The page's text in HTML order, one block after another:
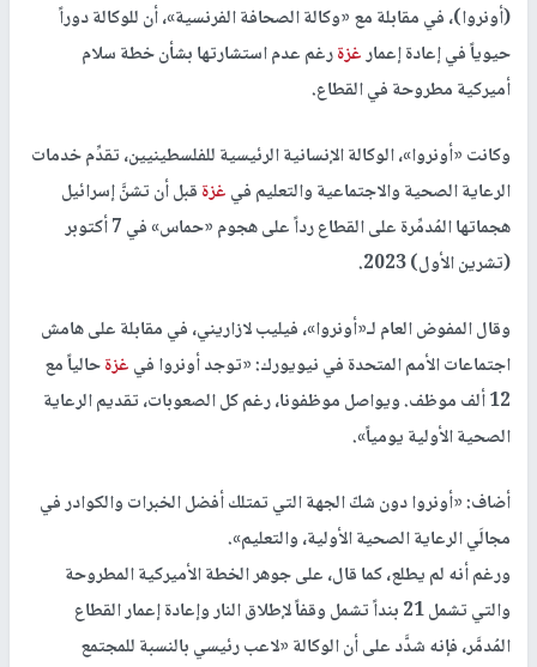
(أونروا)، في مقابلة مع «وكالة الصحافة الفرنسية»، أن للوكالة دوراً
حيوياً في إعادة إعمارغزةرغم عدم استشارتها بشأن خطة سلام
أميركية مطروحة في القطاع.
وكانت «أونروا»، الوكالة الإنسانية الرئيسية للفلسطينيين، تقدِّم خدمات
الرعاية الصحية والاجتماعية والتعليم فيغزةقبل أن تشنَّ إسرائيل
هجماتها المُدمِّرة على القطاع رداً على هجوم «حماس» في 7 أكتوبر
(تشرين الأول) 2023.
وقال المفوض العام لـ«أونروا»، فيليب لازاريني، في مقابلة على هامش
اجتماعات الأمم المتحدة في نيويورك: «توجد أونروا فيغزةحالياً مع
12 ألف موظف. ويواصل موظفونا، رغم كل الصعوبات، تقديم الرعاية
الصحية الأولية يومياً».
أضاف: «أونروا دون شكّ الجهة التي تمتلك أفضل الخبرات والكوادر في
مجالَي الرعاية الصحية الأولية، والتعليم».
ورغم أنه لم يطلع، كما قال، على جوهر الخطة الأميركية المطروحة
والتي تشمل 21 بنداً تشمل وقفاً لإطلاق النار وإعادة إعمار القطاع
المُدمَّر، فإنه شدَّد على أن الوكالة «لاعب رئيسي بالنسبة للمجتمع